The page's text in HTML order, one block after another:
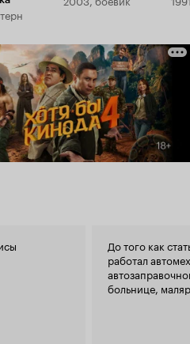
До того как
работал
больнице,